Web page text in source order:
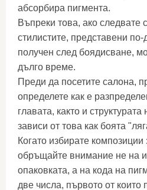
абсорбира пигмента.
Въпреки това, ако следвате
стилистите, представени по-
получен след боядисване,
дълго време.
Преди да посетите салона,
определете как е
главата, както и
зависи от това как боята
Когато избирате композиции
обръщайте внимание не на
опаковката, а на кода на
две числа, първото от